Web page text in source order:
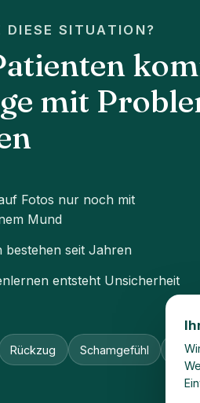
DIESE SITUATION?
mit
Fotos nur noch mit
Mund
bestehen seit Jahren
entsteht Unsicherheit
Rückzug Schamgefühl